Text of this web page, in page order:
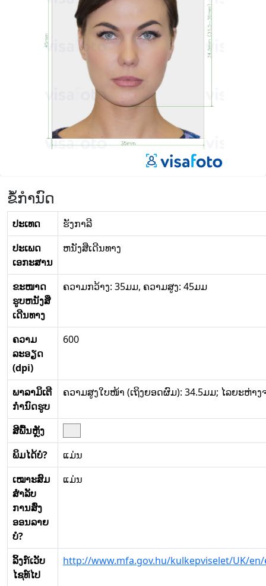
ຂໍ້ກໍານົດ
ປະເທດ
ຮັງກາລີ
ປະເພດ
ເອກະສານ
ຫນັງສືເດີນທາງ
ຂະໜາດ
ຮູບຫນັງສື
ເດີນທາງ
ຄວາມກວ້າງ: 35ມມ, ຄວາມສູງ: 45ມມ
ຄວາມ
ລະອຽດ
(dpi)
600
ພາລາມິເຕີ
ກໍານົດຮູບ
ຄວາມສູງໃບໜ້າ (ເຖິງຍອດຜົມ): 34.5ມມ; ໄລຍະຫ່າ
ສີພື້ນຫຼັງ
ພິມໄດ້ບໍ?
ແມ່ນ
ເໝາະສົມ
ສໍາລັບ
ການສົ່ງ
ອອນລາຍ
ບໍ?
ແມ່ນ
ລິ້ງກ໌ເວັບ
ໄຊທ໌ໄປ
http://www.mfa.gov.hu/kulkepviselet/UK/